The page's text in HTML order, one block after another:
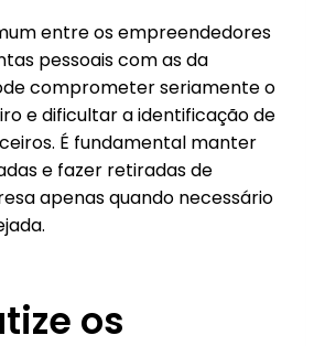
entre os empreendedores
pessoais com as da
comprometer seriamente o
e dificultar a identificação de
É fundamental manter
e fazer retiradas de
apenas quando necessário
os